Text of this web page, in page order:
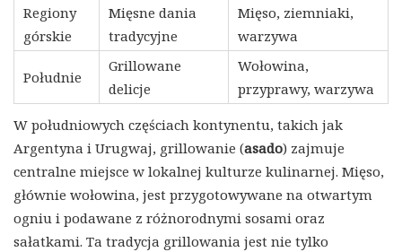
Regiony
górskie
Mięsne dania
tradycyjne
Mięso, ziemniaki,
warzywa
Południe
Grillowane
delicje
Wołowina,
przyprawy, warzywa
W południowych częściach kontynentu, takich jak
Argentyna i Urugwaj, grillowanie (asado) zajmuje
centralne miejsce w lokalnej kulturze kulinarnej. Mięso,
głównie wołowina, jest przygotowywane na otwartym
ogniu i podawane z różnorodnymi sosami oraz
sałatkami. Ta tradycja grillowania jest nie tylko